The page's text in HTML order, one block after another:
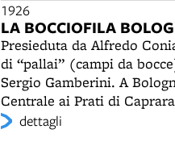
1926
LA BOCCIOFILA
Presieduta da Alfredo
di “pallai” (campi da
Sergio Gamberini. A
Centrale ai Prati di
Castellata. Accanto a
dettagli